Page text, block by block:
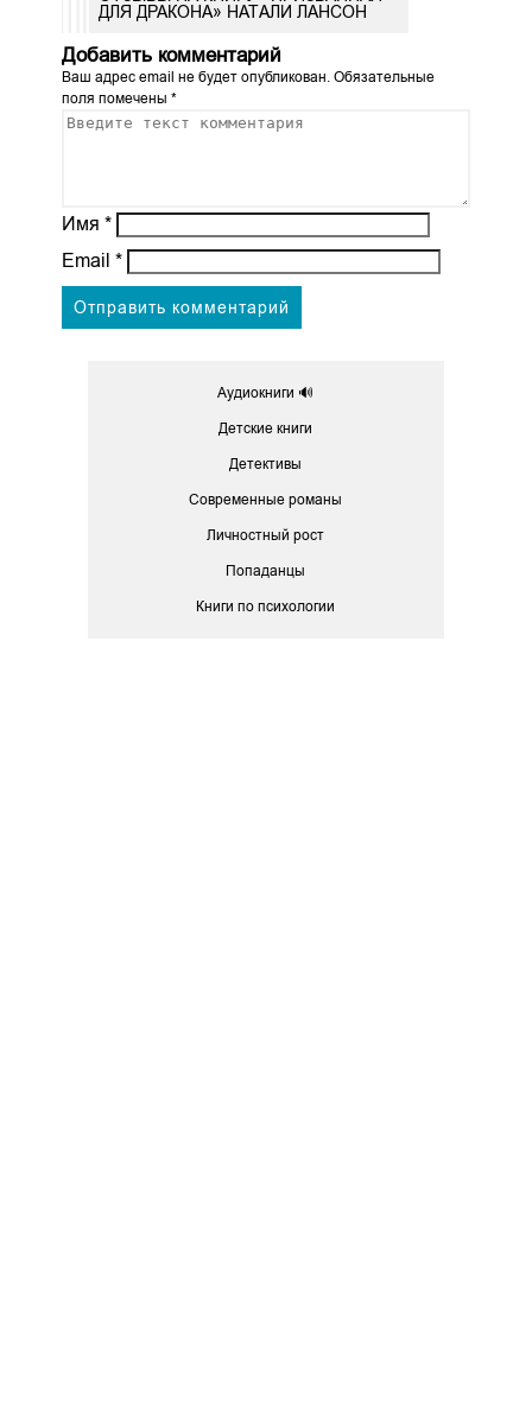
ДЛЯ ДРАКОНА» НАТАЛИ ЛАНСОН
Добавить комментарий
Ваш адрес email не будет опубликован.Обязательные
поля помечены *
Имя *
Email *
Аудиокниги 🔊
Детские книги
Детективы
Современные романы
Личностный рост
Попаданцы
Книги по психологии